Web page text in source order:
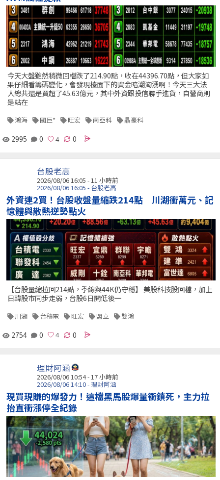
今天大盤雖然稍微回檔跌了214.90點，收在44396.70點，但大家如
果仔細看籌碼變化，會發現檯面下的資金暗潮洶湧啊！今天三大法
人總共還是買超了45.63億元，其中外資跟投信聯手進貨，自營商則
是站在
鴻海 國巨* 旺宏 南亞科 晶豪科
2995 0 0
台股老高
2026/08/06 16:05 -11 小時前
2026/08/06 16:05 - 台股老高
外資連2買！台股收盤量縮跌214點 川湖衝萬元、記
憶體與散熱逆勢點火
【台股量縮拉回214點，季線與44K仍守穩】 美股科技股回檔，加上
日韓股市同步走弱，台股6日開低後一
川湖 台積電 旺宏 盟立 雙鴻
2754 0 0
理財阿涵
2026/08/06 10:54 -17 小時前
2026/08/06 14:10 - 理財阿涵
現買現賺的爆發力！這檔黑馬股爆量衝鎖死，主力拉
抬直衝漲停全紀錄